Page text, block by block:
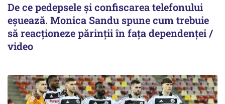
De ce pedepsele și confiscarea telefonului
eșuează. Monica Sandu spune cum trebuie
să reacționeze părinții în fața dependenței /
video